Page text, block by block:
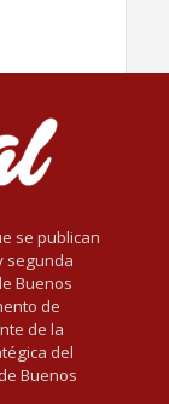
se publican
segunda
Buenos
de
de la
del
Buenos